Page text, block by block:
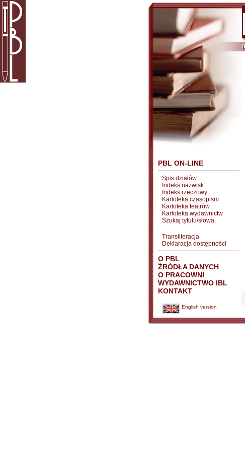
PBL ON-LINE
Spis działów
Indeks nazwisk
Indeks rzeczowy
Kartoteka czasopism
Kartoteka teatrów
Kartoteka wydawnictw
Szukaj tytułu/słowa
Transliteracja
Deklaracja dostępności
O PBL
ŹRÓDŁA DANYCH
O PRACOWNI
WYDAWNICTWO IBL
KONTAKT
English version